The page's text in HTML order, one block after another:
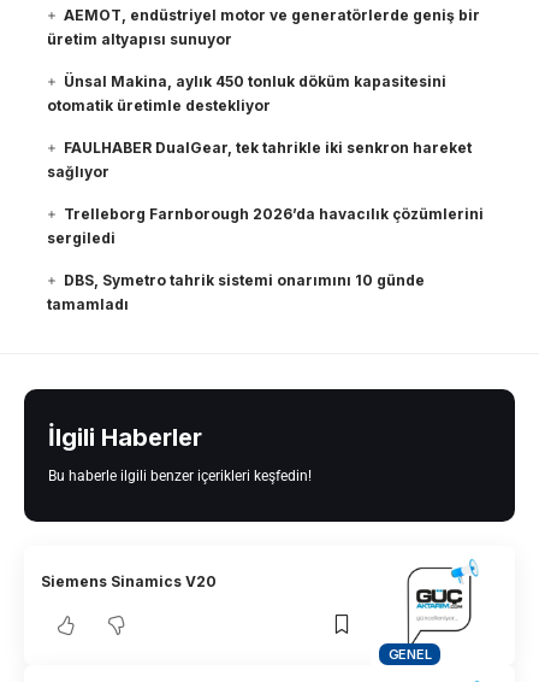
AEMOT, endüstriyel motor ve generatörlerde geniş bir
üretim altyapısı sunuyor
Ünsal Makina, aylık 450 tonluk döküm kapasitesini
otomatik üretimle destekliyor
FAULHABER DualGear, tek tahrikle iki senkron hareket
sağlıyor
Trelleborg Farnborough 2026’da havacılık çözümlerini
sergiledi
DBS, Symetro tahrik sistemi onarımını 10 günde
tamamladı
İlgili Haberler
Bu haberle ilgili benzer içerikleri keşfedin!
GENEL
Siemens Sinamics V20